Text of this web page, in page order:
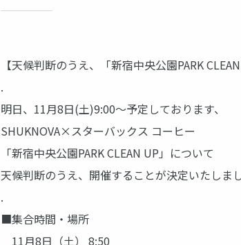
【天候判断のうえ、「新宿中央公園PARK
.
明日、11月8日(土)9:00～予定しております、
SHUKNOVA×スターバックス コーヒー
「新宿中央公園PARK CLEAN UP」について
天候判断のうえ、開催することが決定いたしま
.
■集合時間・場所
11月8日（土） 8:50